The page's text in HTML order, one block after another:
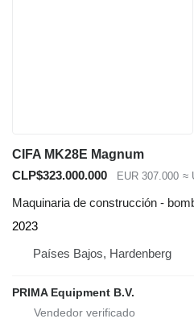
CIFA MK28E Magnum
CLP$323.000.000
EUR 307.000 ≈
Maquinaria de construcción -
2023
Países Bajos, Hardenberg
PRIMA Equipment B.V.